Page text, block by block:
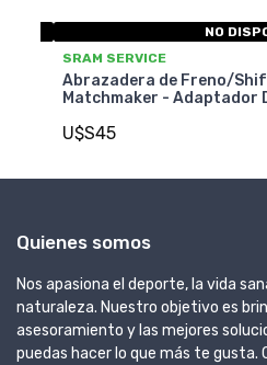
AVID
Izquierda
SRAM SERVICE
Abrazadera
Matchmaker
Quienes somos
Nos apasiona el deporte, la vida
naturaleza. Nuestro objetivo es
asesoramiento y las mejores
puedas hacer lo que más te gusta.